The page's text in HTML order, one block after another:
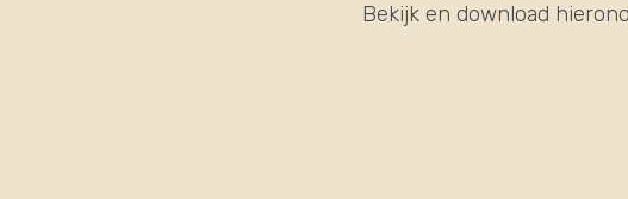
Bekijk en download